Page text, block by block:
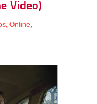
Video)
, Online,